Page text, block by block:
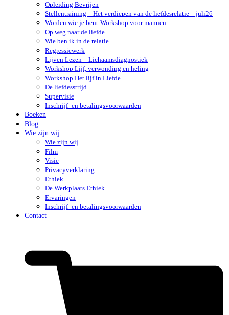
Opleiding Bevrijen
Stellentraining – Het verdiepen van de liefdesrelatie – juli26
Worden wie je bent-Workshop voor mannen
Op weg naar de liefde
Wie ben ik in de relatie
Regressiewerk
Lijven Lezen – Lichaamsdiagnostiek
Workshop Lijf, verwonding en heling
Workshop Het lijf in Liefde
De liefdesstrijd
Supervisie
Inschrijf- en betalingsvoorwaarden
Boeken
Blog
Wie zijn wij
Wie zijn wij
Film
Visie
Privacyverklaring
Ethiek
De Werkplaats Ethiek
Ervaringen
Inschrijf- en betalingsvoorwaarden
Contact